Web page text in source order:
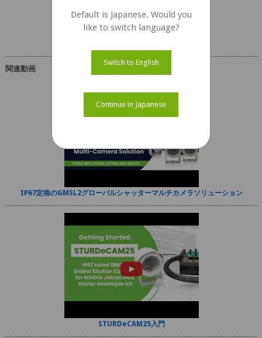
関連動画
IP67定格のGMSL2グローバルシャッターマルチカメラソリューション
STURDeCAM25入門
Default is Japanese. Would you
like to switch language?
Switch to English
Continue in Japanese